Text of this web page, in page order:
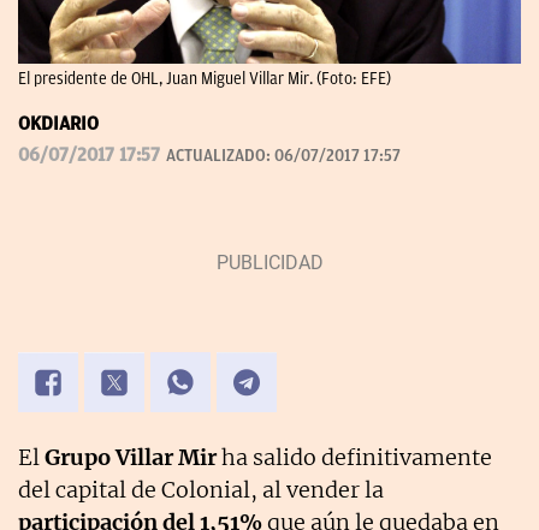
El presidente de OHL, Juan Miguel Villar Mir. (Foto: EFE)
OKDIARIO
06/07/2017 17:57 ACTUALIZADO: 06/07/2017 17:57
ElGrupo Villar Mirha salido definitivamente
del capital de Colonial, al vender la
participación del 1,51%que aún le quedaba en